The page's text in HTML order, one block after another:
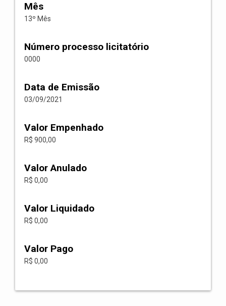
Mês
13º Mês
Número processo licitatório
0000
Data de Emissão
03/09/2021
Valor Empenhado
R$ 900,00
Valor Anulado
R$ 0,00
Valor Liquidado
R$ 0,00
Valor Pago
R$ 0,00